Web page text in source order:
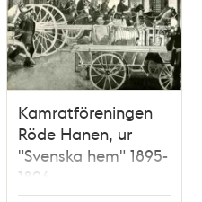
Kamratföreningen
Röde Hanen, ur
"Svenska hem" 1895-
1896